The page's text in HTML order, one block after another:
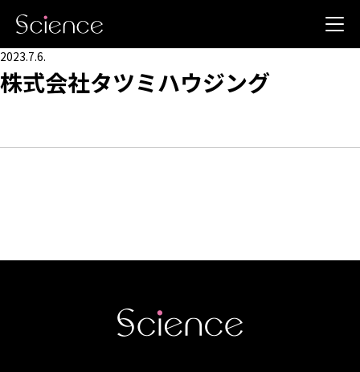
2023.7.6.
株式会社タツミハウジング